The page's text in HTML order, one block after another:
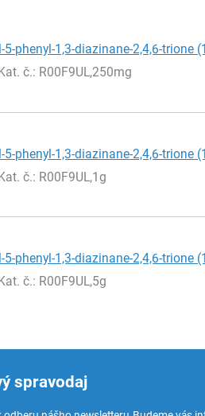
5-phenyl-1,3-diazinane-2,4,6-trione
Kat. č.: R00F9UL,250mg
5-phenyl-1,3-diazinane-2,4,6-trione
č.: R00F9UL,1g
5-phenyl-1,3-diazinane-2,4,6-trione
Kat. č.: R00F9UL,5g
spravodaj